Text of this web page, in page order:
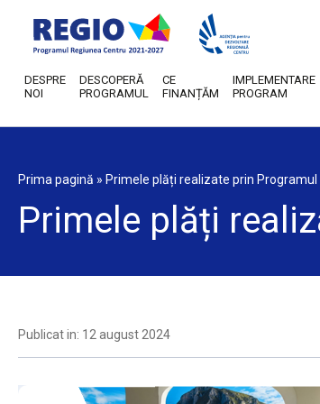
DESPRE
NOI
DESCOPERĂ
PROGRAMUL
CE
FINANȚĂM
IMPLEMENTARE
PROGRAM
Prima pagină » Primele plăți realizate prin Programul
Primele plăți
Publicat in: 12 august 2024